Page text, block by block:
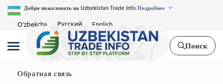
Добро пожаловать на Uzbekistan Trade Info Подробнее
O'zbekcha Русский English
Поиск
Обратная связь